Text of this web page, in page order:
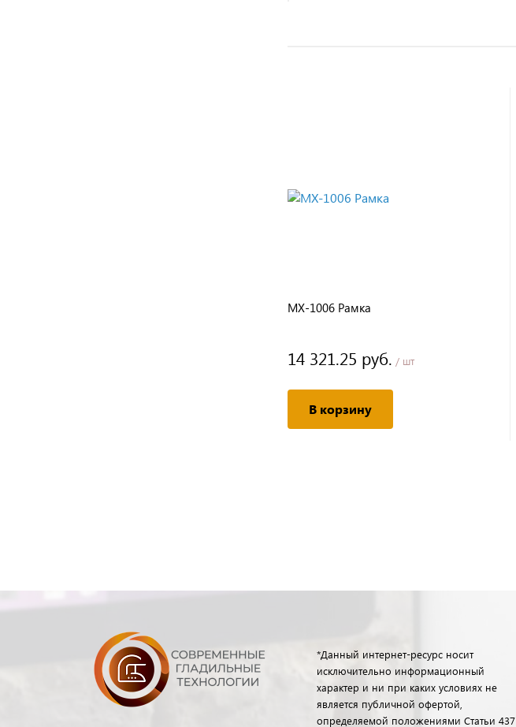
MX-1006 Рамка
14 321.25 руб. / шт
В корзину
*Данный интернет-ресурс носит
исключительно информационный
характер и ни при каких условиях не
является публичной офертой,
определяемой положениями Статьи 437